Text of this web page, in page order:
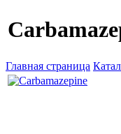
Главная страница